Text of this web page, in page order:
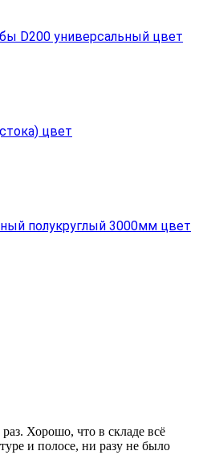
D200 универсальный цвет
цвет
полукруглый 3000мм цвет
Хорошо, что в складе всё
и полосе, ни разу не было